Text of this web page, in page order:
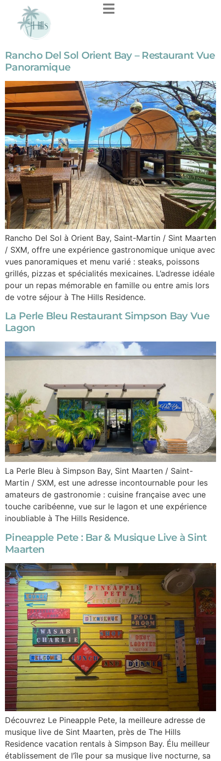
principal
Rancho Del Sol Orient Bay – Restaurant Vue
Panoramique
Rancho Del Sol à Orient Bay, Saint-Martin / Sint Maarten
/ SXM, offre une expérience gastronomique unique avec
vues panoramiques et menu varié : steaks, poissons
grillés, pizzas et spécialités mexicaines. L’adresse idéale
pour un repas mémorable en famille ou entre amis lors
de votre séjour à The Hills Residence.
La Perle Bleu Restaurant Simpson Bay Vue
Lagon
La Perle Bleu à Simpson Bay, Sint Maarten / Saint-
Martin / SXM, est une adresse incontournable pour les
amateurs de gastronomie : cuisine française avec une
touche caribéenne, vue sur le lagon et une expérience
inoubliable à The Hills Residence.
Pineapple Pete : Bar & Musique Live à Sint
Maarten
Découvrez Le Pineapple Pete, la meilleure adresse de
musique live de Sint Maarten, près de The Hills
Residence vacation rentals à Simpson Bay. Élu meilleur
établissement de l’île pour sa musique live nocturne, sa